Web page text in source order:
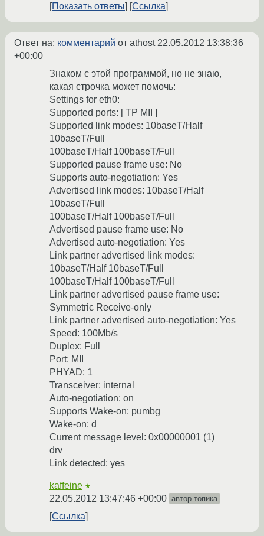
Показать ответы
Ссылка
Ответ на: комментарий от athost22.05.2012 13:38:36
+00:00
Знаком с этой программой, но не знаю,
какая строчка может помочь:
Settings for eth0:
Supported ports: [ TP MII ]
Supported link modes: 10baseT/Half
10baseT/Full
100baseT/Half 100baseT/Full
Supported pause frame use: No
Supports auto-negotiation: Yes
Advertised link modes: 10baseT/Half
10baseT/Full
100baseT/Half 100baseT/Full
Advertised pause frame use: No
Advertised auto-negotiation: Yes
Link partner advertised link modes:
10baseT/Half 10baseT/Full
100baseT/Half 100baseT/Full
Link partner advertised pause frame use:
Symmetric Receive-only
Link partner advertised auto-negotiation: Yes
Speed: 100Mb/s
Duplex: Full
Port: MII
PHYAD: 1
Transceiver: internal
Auto-negotiation: on
Supports Wake-on: pumbg
Wake-on: d
Current message level: 0x00000001 (1)
drv
Link detected: yes
kaffeine ★
22.05.2012 13:47:46 +00:00 автор топика
Ссылка